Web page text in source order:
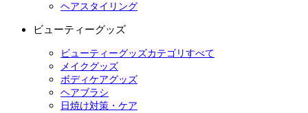
ヘアスタイリング
ビューティーグッズ
ビューティーグッズカテゴリすべて
メイクグッズ
ボディケアグッズ
ヘアブラシ
日焼け対策・ケア